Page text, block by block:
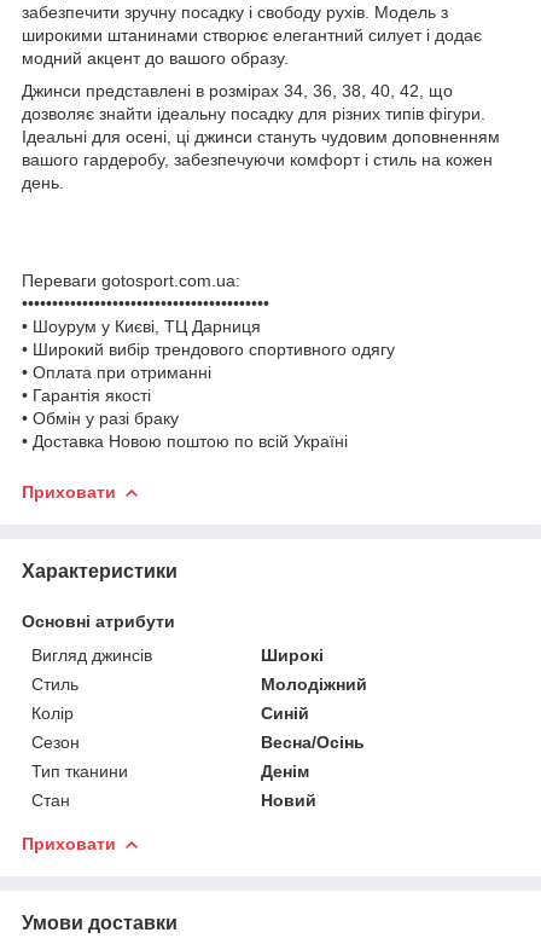
забезпечити зручну посадку і свободу рухів. Модель з
широкими штанинами створює елегантний силует і додає
модний акцент до вашого образу.
Джинси представлені в розмірах 34, 36, 38, 40, 42, що
дозволяє знайти ідеальну посадку для різних типів фігури.
Ідеальні для осені, ці джинси стануть чудовим доповненням
вашого гардеробу, забезпечуючи комфорт і стиль на кожен
день.
Переваги gotosport.com.ua:
•••••••••••••••••••••••••••••••••••••••••
• Шоурум у Києві, ТЦ Дарниця
• Широкий вибір трендового спортивного одягу
• Оплата при отриманні
• Гарантія якості
• Обмін у разі браку
• Доставка Новою поштою по всій Україні
Приховати
Характеристики
Основні атрибути
Вигляд джинсів
Широкі
Стиль
Молодіжний
Колір
Синій
Сезон
Весна/Осінь
Тип тканини
Денім
Стан
Новий
Приховати
Умови доставки